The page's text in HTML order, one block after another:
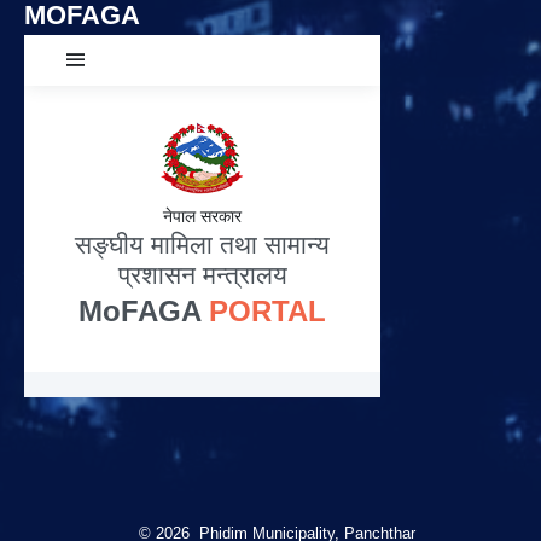
MOFAGA
© 2026 Phidim Municipality, Panchthar